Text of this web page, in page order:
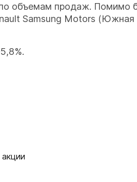
объемам продаж. Помимо
Samsung Motors (Южная